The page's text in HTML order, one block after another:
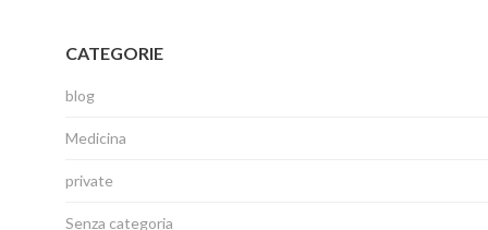
CATEGORIE
blog
Medicina
private
Senza categoria